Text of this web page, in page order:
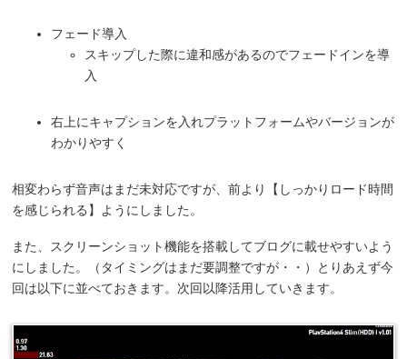
フェード導入
スキップした際に違和感があるのでフェードインを導
入
右上にキャプションを入れプラットフォームやバージョンが
わかりやすく
相変わらず音声はまだ未対応ですが、前より【しっかりロード時間
を感じられる】ようにしました。
また、スクリーンショット機能を搭載してブログに載せやすいよう
にしました。（タイミングはまだ要調整ですが・・）とりあえず今
回は以下に並べておきます。次回以降活用していきます。